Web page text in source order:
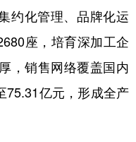
约化管理、品牌化运
座，培育深加工企
，销售网络覆盖国内
75.31亿元，形成全产